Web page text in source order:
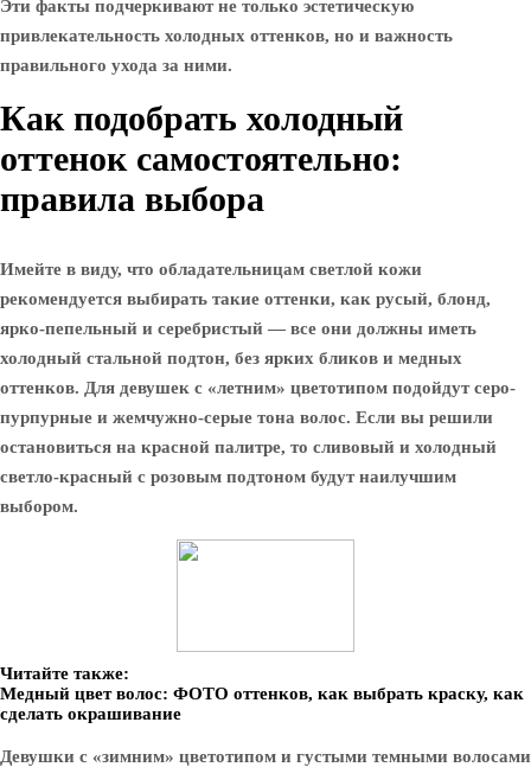
Эти факты подчеркивают не только эстетическую
привлекательность холодных оттенков, но и важность
правильного ухода за ними.
Как подобрать холодный
оттенок самостоятельно:
правила выбора
Имейте в виду, что обладательницам светлой кожи
рекомендуется выбирать такие оттенки, как русый, блонд,
ярко-пепельный и серебристый — все они должны иметь
холодный стальной подтон, без ярких бликов и медных
оттенков. Для девушек с «летним» цветотипом подойдут серо-
пурпурные и жемчужно-серые тона волос. Если вы решили
остановиться на красной палитре, то сливовый и холодный
светло-красный с розовым подтоном будут наилучшим
выбором.
Читайте также:
Медный цвет волос: ФОТО оттенков, как выбрать краску, как
сделать окрашивание
Девушки с «зимним» цветотипом и густыми темными волосами